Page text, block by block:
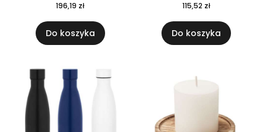
196,19 zł
Do koszyka
115,52 zł
Do koszyka